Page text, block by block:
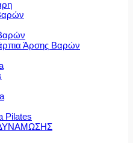
Άρσης Βαρών
Pilates